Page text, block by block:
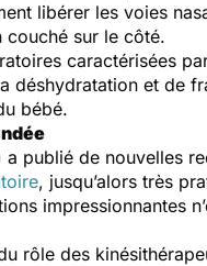
libérer les voies
couché sur le côté.
caractérisées
et de
bébé.
publié de nouvelles
, jusqu’alors très
impressionnantes
rôle des